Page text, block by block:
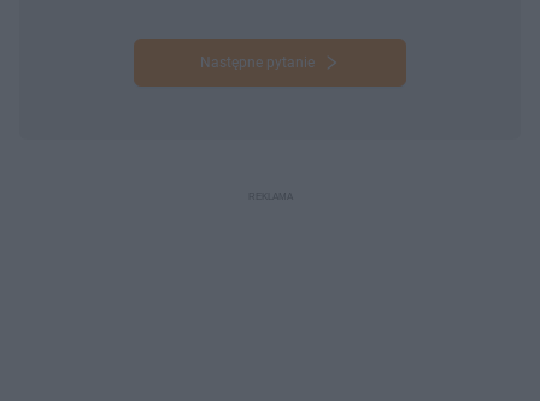
Następne pytanie